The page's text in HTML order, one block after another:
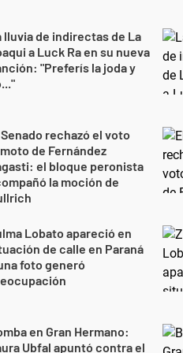
lluvia de indirectas de La
a Luck Ra en su nueva
"Preferís la joda y
rechazó el voto
de Fernández
el bloque peronista
la moción de
Lobato apareció en
de calle en Paraná
foto generó
en Gran Hermano:
Ubfal apuntó contra el